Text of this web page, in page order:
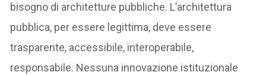
bisogno di architetture pubbliche. L’architettura
pubblica, per essere legittima, deve essere
trasparente, accessibile, interoperabile,
responsabile. Nessuna innovazione istituzionale